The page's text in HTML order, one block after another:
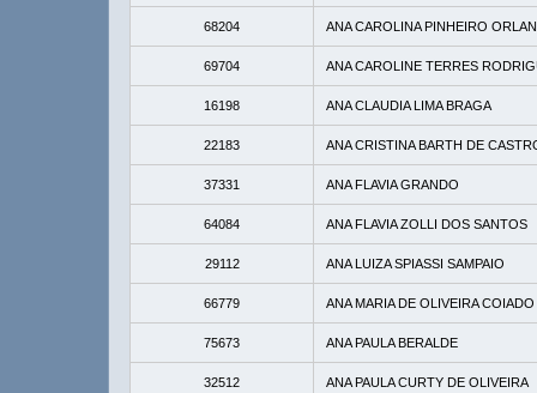
68204 ANA CAROLINA PINHEIRO
69704 ANA CAROLINE TERRES
16198 ANA CLAUDIA LIMA BRAGA
22183 ANA CRISTINA BARTH DE
37331 ANA FLAVIA GRANDO
64084 ANA FLAVIA ZOLLI DOS SANTOS
29112 ANA LUIZA SPIASSI SAMPAIO
66779 ANA MARIA DE OLIVEIRA COIADO
75673 ANA PAULA BERALDE
32512 ANA PAULA CURTY DE OLIVEIRA